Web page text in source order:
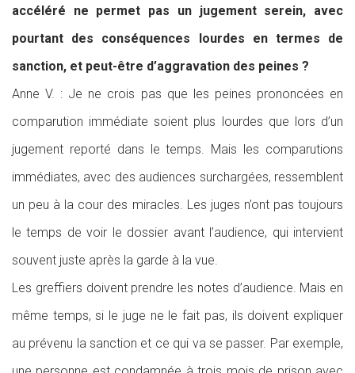
accéléré ne permet pas un jugement serein, avec
pourtant des conséquences lourdes en termes de
sanction, et peut-être d’aggravation des peines ?
Anne V. : Je ne crois pas que les peines prononcées en
comparution immédiate soient plus lourdes que lors d’un
jugement reporté dans le temps. Mais les comparutions
immédiates, avec des audiences surchargées, ressemblent
un peu à la cour des miracles. Les juges n’ont pas toujours
le temps de voir le dossier avant l’audience, qui intervient
souvent juste après la garde à la vue.
Les greffiers doivent prendre les notes d’audience. Mais en
même temps, si le juge ne le fait pas, ils doivent expliquer
au prévenu la sanction et ce qui va se passer. Par exemple,